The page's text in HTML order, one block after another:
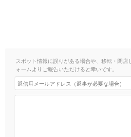
スポット情報に誤りがある場合や、移転・閉店
ォームよりご報告いただけると幸いです。